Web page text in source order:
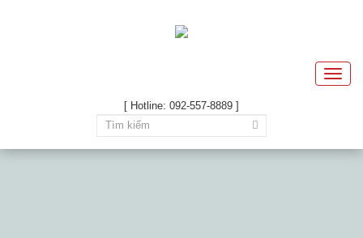
Toggle
[ Hotline: 092-557-8889 ]